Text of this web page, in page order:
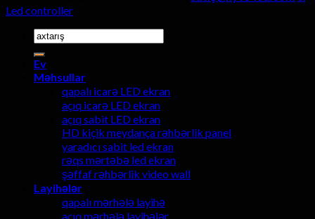
Led controller
Axtarmaq:
Ev
Məhsullar
qapalı icarə LED ekran
açıq icarə LED ekran
açıq sabit LED ekran
HD kiçik meydança rəhbərlik panel
yaradıcı sabit led ekran
rəqs mərtəbə led ekran
şəffaf rəhbərlik video wall
Layihələr
qapalı mərhələ layihə
açıq mərhələ layihələr